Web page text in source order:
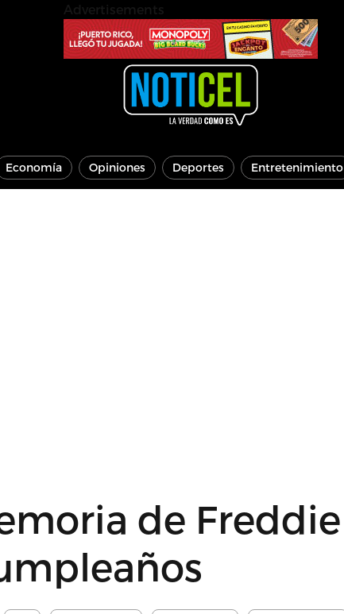
Economía Opiniones Deportes Entretenimiento
de Freddie